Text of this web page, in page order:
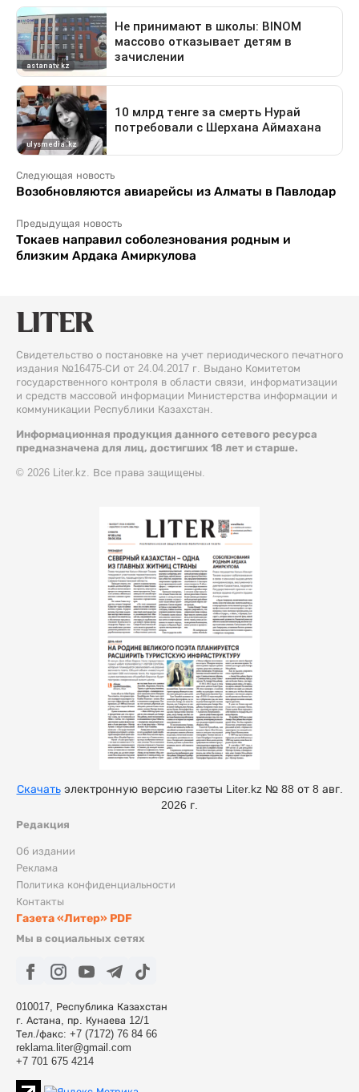
Следующая новость
Возобновляются авиарейсы из Алматы в Павлодар
Предыдущая новость
Токаев направил соболезнования родным и
близким Ардака Амиркулова
Свидетельство о постановке на учет периодического печатного
издания №16475-СИ от 24.04.2017 г. Выдано Комитетом
государственного контроля в области связи, информатизации
и средств массовой информации Министерства информации и
коммуникации Республики Казахстан.
Информационная продукция данного сетевого ресурса
предназначена для лиц, достигших 18 лет и старше.
© 2026 Liter.kz. Все права защищены.
Редакция
Об издании
Реклама
Политика конфиденциальности
Контакты
Газета «Литер» PDF
Мы в социальных сетях
010017, Республика Казахстан
г. Астана, пр. Кунаева 12/1
Тел./факс: +7 (7172) 76 84 66
reklama.liter@gmail.com
+7 701 675 4214
Скачатьэлектронную версию газеты Liter.kz № 88 от 8 авг.
2026 г.